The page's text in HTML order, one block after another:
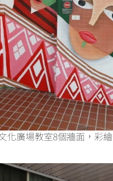
廣場教室8個牆面，彩